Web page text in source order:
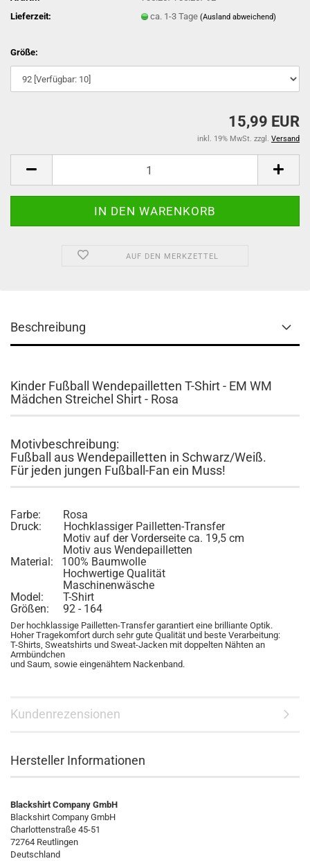
Lieferzeit:
ca. 1-3 Tage(Ausland abweichend)
Größe:
15,99 EUR
inkl. 19% MwSt. zzgl. Versand
AUF DEN MERKZETTEL
Beschreibung
Kinder Fußball Wendepailletten T-Shirt - EM WM
Mädchen Streichel Shirt - Rosa
Motivbeschreibung:
Fußball aus Wendepailletten in Schwarz/Weiß.
Für jeden jungen Fußball-Fan ein Muss!
Farbe: Rosa
Druck: Hochklassiger Pailletten-Transfer
Motiv auf der Vorderseite ca. 19,5 cm
Motiv aus Wendepailletten
Material: 100% Baumwolle
Hochwertige Qualität
Maschinenwäsche
Model: T-Shirt
Größen: 92 - 164
Der hochklassige Pailletten-Transfer garantiert eine brilliante Optik.
Hoher Tragekomfort durch sehr gute Qualität und beste Verarbeitung:
T-Shirts, Sweatshirts und Sweat-Jacken mit doppelten Nähten an
Armbündchen
und Saum, sowie eingenähtem Nackenband.
Kundenrezensionen
Hersteller Informationen
Blackshirt Company GmbH
Blackshirt Company GmbH
Charlottenstraße 45-51
72764 Reutlingen
Deutschland